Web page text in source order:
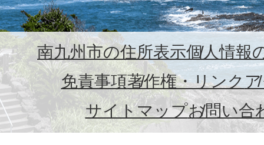
南九州市の住所表示個人情報
免責事項著作権・リンク
サイトマップお問い合